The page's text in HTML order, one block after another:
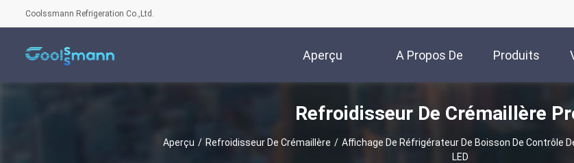
Coolssmann Refrigeration Co.,Ltd.
Aperçu A Propos De
Nous
Produits
Refroidisseur De Crémaillère
Aperçu / Refroidisseur De Crémaillère / Affichage De Réfrigérateur De Boisson De Contrôle
LED